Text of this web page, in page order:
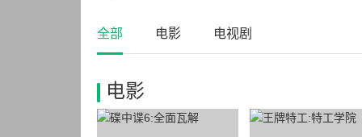
全部 电影 电视剧
电影